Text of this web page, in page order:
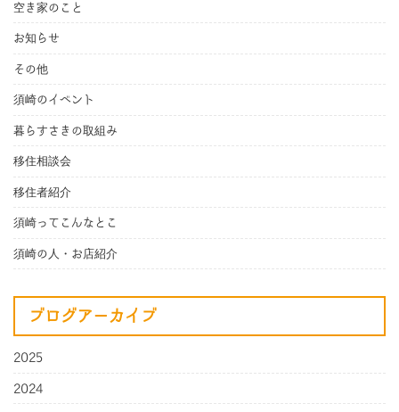
空き家のこと
お知らせ
その他
須崎のイベント
暮らすさきの取組み
移住相談会
移住者紹介
須崎ってこんなとこ
須崎の人・お店紹介
ブログアーカイブ
2025
2024